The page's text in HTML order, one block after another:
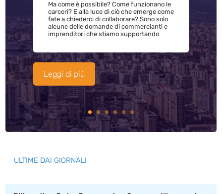
Ma come è possibile? Come funzionano le
carceri? E alla luce di ciò che emerge come
fate a chiederci di collaborare? Sono solo
alcune delle domande di commercianti e
imprenditori che stiamo supportando
Leggi di più
ULTIME DAI GIORNALI